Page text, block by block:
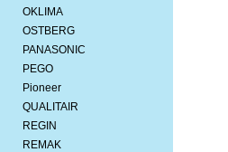
OKLIMA
OSTBERG
PANASONIC
PEGO
Pioneer
QUALITAIR
REGIN
REMAK